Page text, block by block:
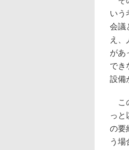
いう
会議
え
があ
でき
設備
こ
っと
の要
う場